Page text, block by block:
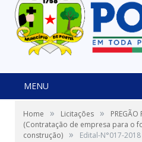
MENU
Home » Licitações »
PREGÃO
(Contratação de empresa para o
construção) » Edital-N°017-2018